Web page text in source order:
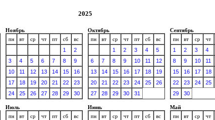
2025
Ноябрь
пн
вт ср чт пт сб
вс
1
2
3
4 5 6 7 8
9
10
11 12 13 14 15
16
17
18 19 20 21 22
23
24
25 26 27 28 29 30
Октябрь
пн
вт ср чт пт сб
вс
1
2 3 4
5
6
7 8 9 10 11
12
13
14 15 16 17 18
19
20
21 22 23 24 25
26
27
28 29 30 31
Сентябрь
пн
вт ср чт
1
2 3 4
8
9 10 11
15
16 17 18
22
23 24 25
29
30
Июль
пн
вт ср чт пт сб
вс
Июнь
пн
вт ср чт пт сб
вс
Май
пн
вт ср чт